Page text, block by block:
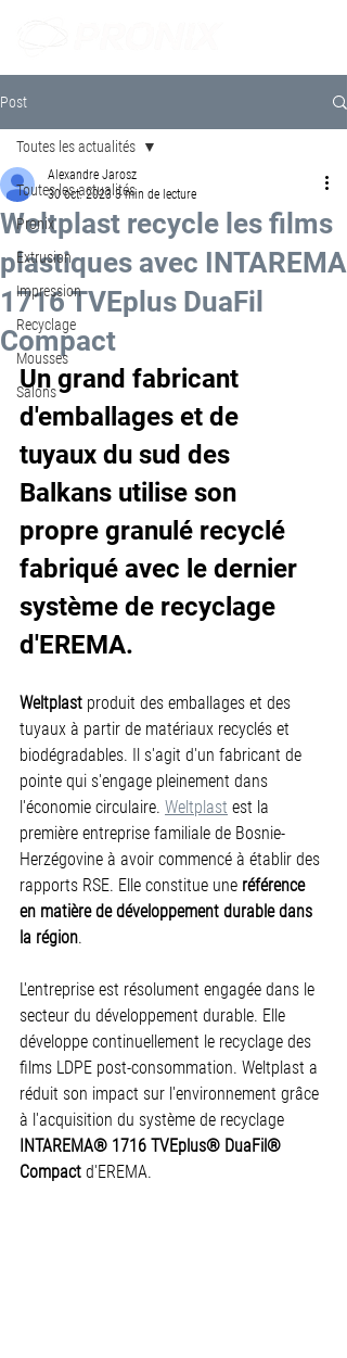
Post
Toutes les actualités
Pronix
Extrusion
Impression
Recyclage
Mousses
Salons
Toutes les actualités
Weltplast recycle les films
plastiques avec INTAREMA
1716 TVEplus DuaFil
Compact
Alexandre Jarosz
30 oct. 2023 3 min de lecture
Un grand fabricant
d'emballages et de
tuyaux du sud des
Balkans utilise son
propre granulé recyclé
fabriqué avec le dernier
système de recyclage
d'EREMA.
Weltplast produit des emballages et des
tuyaux à partir de matériaux recyclés et
biodégradables. Il s'agit d'un fabricant de
pointe qui s'engage pleinement dans
l'économie circulaire. Weltplast est la
première entreprise familiale de Bosnie-
Herzégovine à avoir commencé à établir des
rapports RSE. Elle constitue une référence
en matière de développement durable dans
la région.
L'entreprise est résolument engagée dans le
secteur du développement durable. Elle
développe continuellement le recyclage des
films LDPE post-consommation. Weltplast a
réduit son impact sur l'environnement grâce
à l'acquisition du système de recyclage
INTAREMA® 1716 TVEplus® DuaFil®
Compact d'EREMA.